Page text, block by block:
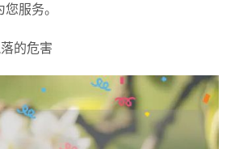
服务。
的危害